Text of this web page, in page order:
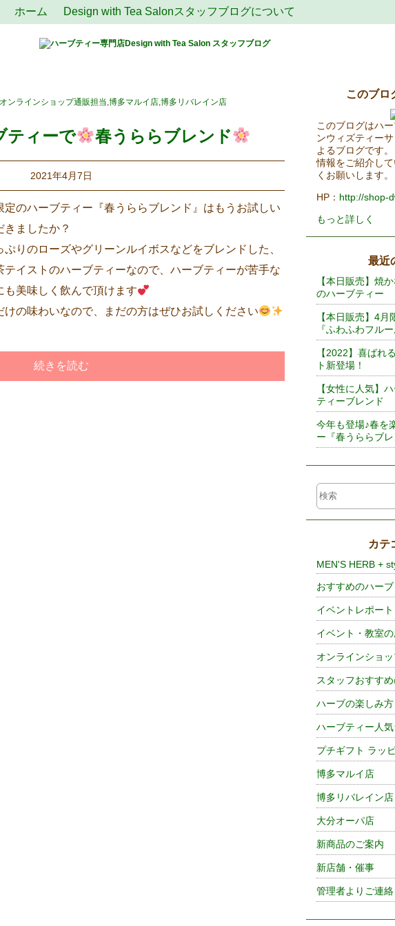
ホーム Design with Tea Salonスタッフブログについて
オンラインショップ通販担当,博多マルイ店,博多リバレイン店
ティーで 春うららブレンド
2021年4月7日
定のハーブティー『春うららブレンド』はもうお試しい
きましたか？
ぷりのローズやグリーンルイボスなどをブレンドした、
テイストのハーブティーなので、ハーブティーが苦手な
も美味しく飲んで頂けます
けの味わいなので、まだの方はぜひお試しください
続きを読む
このブロ
このブログはハ
ンウィズティー
よるブログです
情報をご紹介し
くお願いします。
HP： http://shop-
もっと詳しく
最近
【本日販売】焼
のハーブティー
【本日販売】4
『ふわふわフル
【2022】喜ばれ
ト新登場！
【女性に人気】
ティーブレンド
今年も登場♪春を
ー『春うららブレ
カテ
MEN'S HERB +
おすすめのハーブ
イベントレポート
イベント・教室
オンラインショ
スタッフおすす
ハーブの楽しみ方
ハーブティー人
プチギフト ラッ
博多マルイ店
博多リバレイン店
大分オーパ店
新商品のご案内
新店舗・催事
管理者よりご連絡